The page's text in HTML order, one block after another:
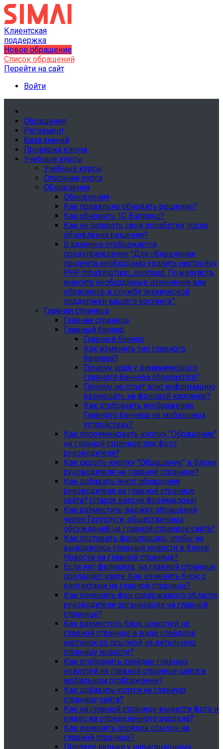
Клиентская
поддержка
Новое обращение
Список обращений
Перейти на сайт
Войти
Обращения
Регламент
База знаний
Проверка ключа
Учебные курсы
Учебные курсы
Описание курса
Обновления
Обновления
Как правильно обновить решение?
Как обновить 1С-Битрикс?
Как не затереть свои доработки после
обновления решения?
В админке отображается
предупреждение "Для обновления
продукта необходимо удалить настройку
PHP mbstring.func_overload. Пожалуйста,
внесите необходимые изменения или
обратитесь в службу технической
поддержки вашего хостинга."
Главная страница
Главная страница
Главный баннер
Главный баннер
Как изменить тип главного
баннера?
Почему края у динамического
главного баннера обрезаются?
Почему не стоит всю информацию
размещать на фоновой картинке?
Как отобразить изображение
Главного баннера на мобильных
устройствах?
Как переименовать кнопку "Обращение"
на главной странице под фото
руководителя?
Как скрыть кнопку "Обращение" в блоке
руководителя на главной странице?
Как добавить текст обращения
руководителя на главной странице
сайта? (старая версия фреймворка)
Как разместить виджет обращений
через Госуслуги, общественных
обсуждений на главной странице сайта?
Как поставить фильтрацию, чтобы не
выводились главные новости в блоке
Новости на главной странице?
Если нет филиалов, на главной странице
пропадает карта. Как изменить блок с
контактами на главной странице?
Как изменить фон содержимого области
руководителя организации на главной
странице?
Как разместить блок новостей на
главной странице в виде слайдера
картинок со ссылкой на детальную
страницу новости?
Как отобразить слайдер главных
новостей на главной странице сайта в
мобильном отображении?
Как добавить услуги на главную
страницу сайта?
Как на главной странице вывести фото и
видео из определенного раздела?
Как изменить порядок ссылок на
главной странице?
Пропали иконки у навигационных